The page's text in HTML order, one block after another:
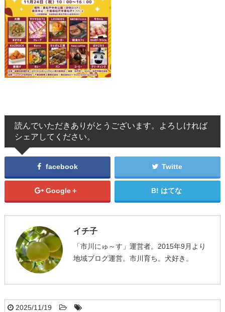
読んでいただきありがとうございます。よろしければ
シェアしてください。
facebook Twitte
Google＋ はてな
イチ子
「市川にゅ～す」運営者。2015年9月より
地域ブログ運営。市川育ち。犬好き。
2025/11/19